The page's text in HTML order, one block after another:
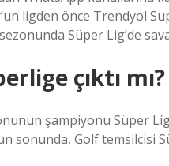
ligden önce Trendyol
Süper Lig’de
çıktı mı?
şampiyonu Süper
sonunda, Golf temsilcisi